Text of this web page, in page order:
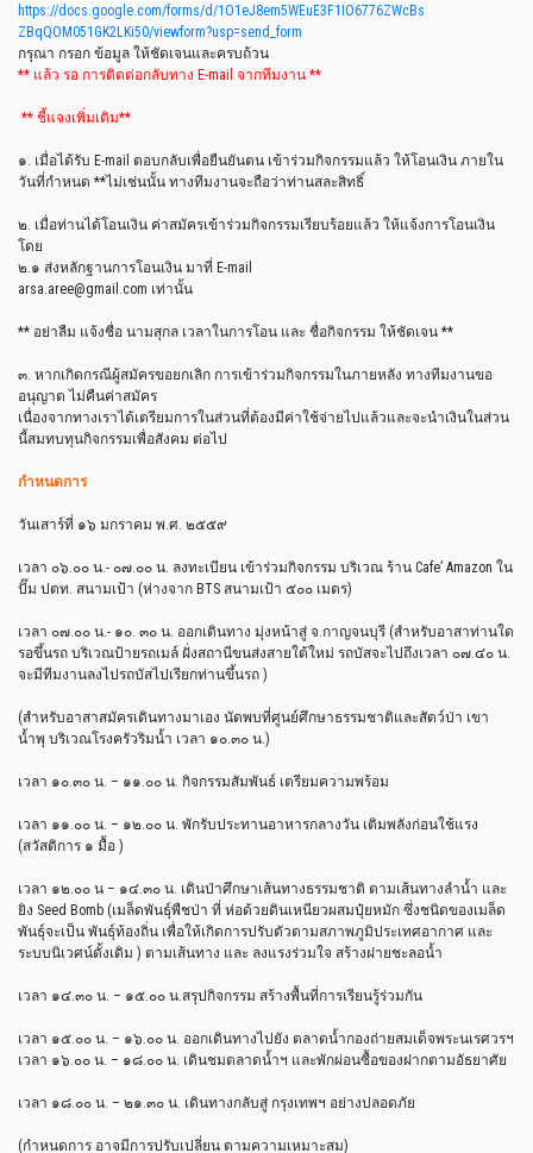
https://docs.google.com/forms/d/1O1eJ8em5WEuE3F1IO6776ZWcBs
ZBqQOM051GK2LKi50/viewform?usp=send_form
กรุณา กรอก ข้อมูล ให้ชัดเจนและครบถ้วน
** แล้ว รอ การติดต่อกลับทาง E-mail จากทีมงาน **
** ชี้แจงเพิ่มเติม**
๑. เมื่อได้รับ E-mail ตอบกลับเพื่อยืนยันตน เข้าร่วมกิจกรรมแล้ว ให้โอนเงิน ภายใน
วันที่กำหนด **ไม่เช่นนั้น ทางทีมงานจะถือว่าท่านสละสิทธิ์
๒. เมื่อท่านได้โอนเงิน ค่าสมัครเข้าร่วมกิจกรรมเรียบร้อยแล้ว ให้แจ้งการโอนเงิน
โดย
๒.๑ ส่งหลักฐานการโอนเงิน มาที่ E-mail
arsa.aree@gmail.com เท่านั้น
** อย่าลืม แจ้งชื่อ นามสุกล เวลาในการโอน และ ชื่อกิจกรรม ให้ชัดเจน **
๓. หากเกิดกรณีผู้สมัครขอยกเลิก การเข้าร่วมกิจกรรมในภายหลัง ทางทีมงานขอ
อนุญาต ไม่คืนค่าสมัคร
เนื่องจากทางเราได้เตรียมการในส่วนที่ต้องมีค่าใช้จ่ายไปแล้วและจะนำเงินในส่วน
นี้สมทบทุนกิจกรรมเพื่อสังคม ต่อไป
กำหนดการ
วันเสาร์ที่ ๑๖ มกราคม พ.ศ. ๒๕๕๙
เวลา ๐๖.๐๐ น.- ๐๗.๐๐ น. ลงทะเบียน เข้าร่วมกิจกรรม บริเวณ ร้าน Cafe’ Amazon ใน
ปั๊ม ปตท. สนามเป้า (ห่างจาก BTS สนามเป้า ๕๐๐ เมตร)
เวลา ๐๗.๐๐ น.- ๑๐. ๓๐ น. ออกเดินทาง มุ่งหน้าสู่ จ.กาญจนบุรี (สำหรับอาสาท่านใด
รอขึ้นรถ บริเวณป้ายรถเมล์ ฝั่งสถานีขนส่งสายใต้ใหม่ รถบัสจะไปถึงเวลา ๐๗.๔๐ น.
จะมีทีมงานลงไปรถบัสไปเรียกท่านขึ้นรถ )
(สำหรับอาสาสมัครเดินทางมาเอง นัดพบที่ศูนย์ศึกษาธรรมชาติและสัตว์ป่า เขา
น้ำพุ บริเวณโรงครัวริมน้ำ เวลา ๑๐.๓๐ น.)
เวลา ๑๐.๓๐ น. – ๑๑.๐๐ น. กิจกรรมสัมพันธ์ เตรียมความพร้อม
เวลา ๑๑.๐๐ น. – ๑๒.๐๐ น. พักรับประทานอาหารกลางวัน เติมพลังก่อนใช้แรง
(สวัสดิการ ๑ มื้อ )
เวลา ๑๒.๐๐ น – ๑๔.๓๐ น. เดินป่าศึกษาเส้นทางธรรมชาต ิ ตามเส้นทางลำน้ำ และ
ยิง Seed Bomb (เมล็ดพันธ์ุพืชป่า ที่ ห่อด้วยดินเหนียวผสมปุ๋ยหมัก ซึ่งชนิดของเมล็ด
พันธุ์จะเป็น พันธ์ุท้องถิ่น เพื่อให้เกิดการปรับตัวตามสภาพภูมิประเทศอากาศ และ
ระบบนิเวศน์ดั้งเดิม ) ตามเส้นทาง และ ลงแรงร่วมใจ สร้างฝายชะลอน้ำ
เวลา ๑๔.๓๐ น. – ๑๕.๐๐ น.สรุปกิจกรรม สร้างพื้นที่การเรียนรู้ร่วมกัน
เวลา ๑๕.๐๐ น. – ๑๖.๐๐ น. ออกเดินทางไปยัง ตลาดน้ำกองถ่ายสมเด็จพระนเรศวรฯ
เวลา ๑๖.๐๐ น. – ๑๘.๐๐ น. เดินชมตลาดน้ำฯ และพักผ่อนซื้อของฝากตามอัธยาศัย
เวลา ๑๘.๐๐ น. – ๒๑.๓๐ น. เดินทางกลับสู่ กรุงเทพฯ อย่างปลอดภัย
(กำหนดการ อาจมีการปรับเปลี่ยน ตามความเหมาะสม)